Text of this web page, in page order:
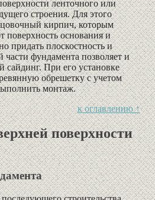
ленточного или
строения. Для этого
кирпич, которым
поверхность основания и
придать плоскостность и
части фундамента позволяет и
сайдинг. При его установке
обрешетку с учетом
монтаж.
к оглавлению ↑
поверхности